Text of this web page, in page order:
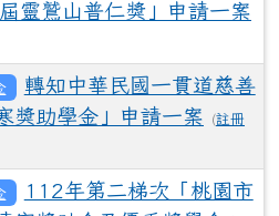
靈鷲山普仁獎」申請一案
轉知中華民國一貫道慈善
獎助學金」申請一案
(註冊
112年第二梯次「桃園市